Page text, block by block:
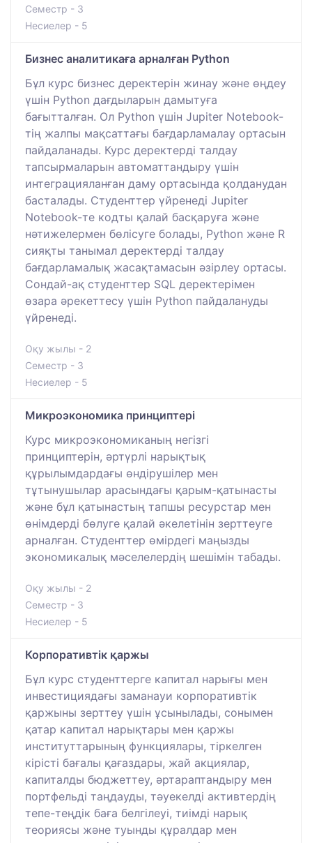
Семестр - 3
Несиелер - 5
Бизнес аналитикаға арналған Python
Бұл курс бизнес деректерін жинау және өңдеу
үшін Python дағдыларын дамытуға
бағытталған. Ол Python үшін Jupiter Notebook-
тің жалпы мақсаттағы бағдарламалау ортасын
пайдаланады. Курс деректерді талдау
тапсырмаларын автоматтандыру үшін
интеграцияланған даму ортасында қолданудан
басталады. Студенттер үйренеді Jupiter
Notebook-те кодты қалай басқаруға және
нәтижелермен бөлісуге болады, Python және R
сияқты танымал деректерді талдау
бағдарламалық жасақтамасын әзірлеу ортасы.
Сондай-ақ студенттер SQL деректерімен
өзара әрекеттесу үшін Python пайдалануды
үйренеді.
Оқу жылы - 2
Семестр - 3
Несиелер - 5
Микроэкономика принциптері
Курс микроэкономиканың негізгі
принциптерін, әртүрлі нарықтық
құрылымдардағы өндірушілер мен
тұтынушылар арасындағы қарым-қатынасты
және бұл қатынастың тапшы ресурстар мен
өнімдерді бөлуге қалай әкелетінін зерттеуге
арналған. Студенттер өмірдегі маңызды
экономикалық мәселелердің шешімін табады.
Оқу жылы - 2
Семестр - 3
Несиелер - 5
Корпоративтік қаржы
Бұл курс студенттерге капитал нарығы мен
инвестициядағы заманауи корпоративтік
қаржыны зерттеу үшін ұсынылады, сонымен
қатар капитал нарықтары мен қаржы
институттарының функциялары, тіркелген
кірісті бағалы қағаздары, жай акциялар,
капиталды бюджеттеу, әртараптандыру мен
портфельді таңдауды, тәуекелді активтердің
тепе-теңдік баға белгілеуі, тиімді нарық
теориясы және туынды құралдар мен